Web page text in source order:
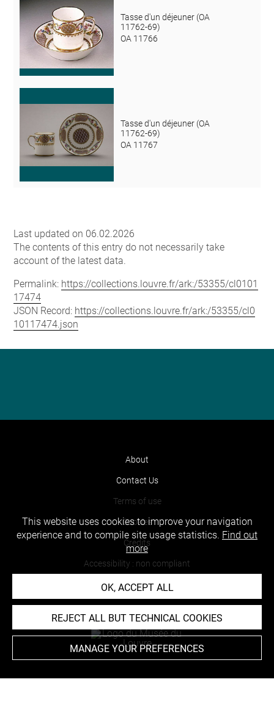
Tasse d'un déjeuner (OA
11762-69)
OA 11766
Tasse d'un déjeuner (OA
11762-69)
OA 11767
Last updated on 06.02.2026
The contents of this entry do not necessarily take
account of the latest data.
Permalink: https://collections.louvre.fr/ark:/53355/cl0101
17474
JSON Record: https://collections.louvre.fr/ark:/53355/cl0
10117474.json
About
Contact Us
Terms of use
Cookies
Credits
Accessibility : non compliant
This website uses cookies to improve your navigation
experience and to compile site usage statistics. Find out
more
OK, ACCEPT ALL
REJECT ALL BUT TECHNICAL COOKIES
MANAGE YOUR PREFERENCES